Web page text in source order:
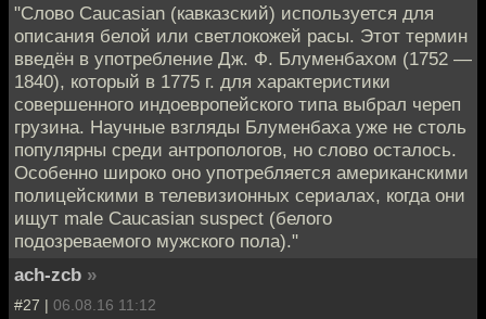
"Слово Caucasian (кавказский) используется для
описания белой или светлокожей расы. Этот термин
введён в употребление Дж. Ф. Блуменбахом (1752 —
1840), который в 1775 г. для характеристики
совершенного индоевропейского типа выбрал череп
грузина. Научные взгляды Блуменбаха уже не столь
популярны среди антропологов, но слово осталось.
Особенно широко оно употребляется американскими
полицейскими в телевизионных сериалах, когда они
ищут male Caucasian suspect (белого
подозреваемого мужского пола)."
ach-zcb »
#27 | 06.08.16 11:12